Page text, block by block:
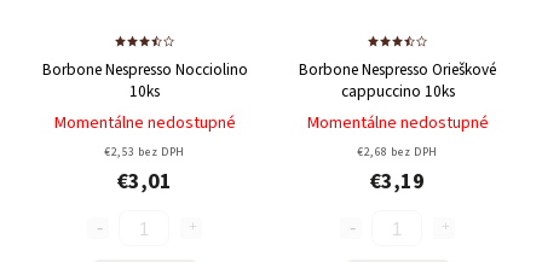
Borbone Nespresso Nocciolino
10ks
Momentálne nedostupné
€2,53 bez DPH
€3,01
Borbone Nespresso Orieškové
cappuccino 10ks
Momentálne nedostupné
€2,68 bez DPH
€3,19